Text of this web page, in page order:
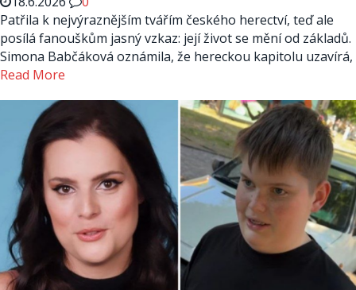
Patřila k nejvýraznějším tvářím českého herectví, teď ale
posílá fanouškům jasný vzkaz: její život se mění od základů.
Simona Babčáková oznámila, že hereckou kapitolu uzavírá,
Read More